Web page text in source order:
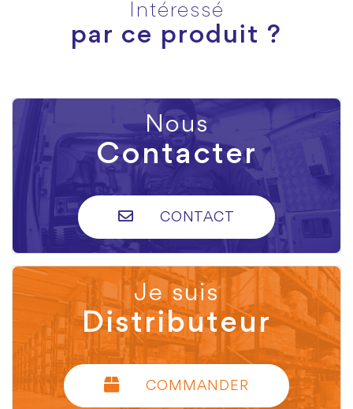
Intéressé
par ce produit ?
Nous
Contacter
CONTACT
Je suis
Distributeur
COMMANDER